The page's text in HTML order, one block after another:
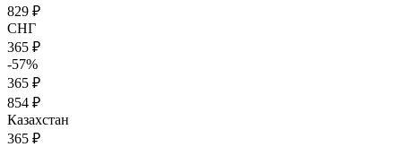
829 ₽
СНГ
365 ₽
-57%
365 ₽
854 ₽
Казахстан
365 ₽